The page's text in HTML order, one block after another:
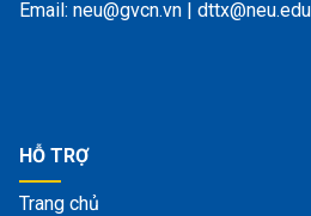
Email: neu@gvcn.vn |
HỖ TRỢ
Trang chủ